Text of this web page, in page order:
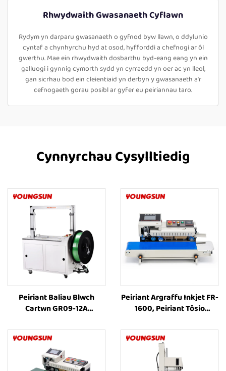
Rhwydwaith Gwasanaeth Cyflawn
Rydym yn darparu gwasanaeth o gyfnod byw llawn, o ddylunio
cyntaf a chynhyrchu hyd at osod, hyfforddi a chefnogi ar ôl
gwerthu. Mae ein rhwydwaith dosbarthu byd-eang eang yn ein
galluogi i gynnig cymorth sydd yn cyrraedd yn oer ac yn lleol,
gan sicrhau bod ein cleientiaid yn derbyn y gwasanaeth a'r
cefnogaeth gorau posibl ar gyfer eu peiriannau taro.
Cynnyrchau Cysylltiedig
Peiriant Baliau Blwch
Cartwn GR09-12A
Cyflawn Awtomatig ar
gyfer Blwch Cartwn PET, Ar
werth
Peiriant Argraffu Inkjet FR-
1600, Peiriant Tôsio
Awtomatig i Ffynhonnau
Plastig, Peiriant Tôsio
Thermol i Ffynhonnau
Plastig